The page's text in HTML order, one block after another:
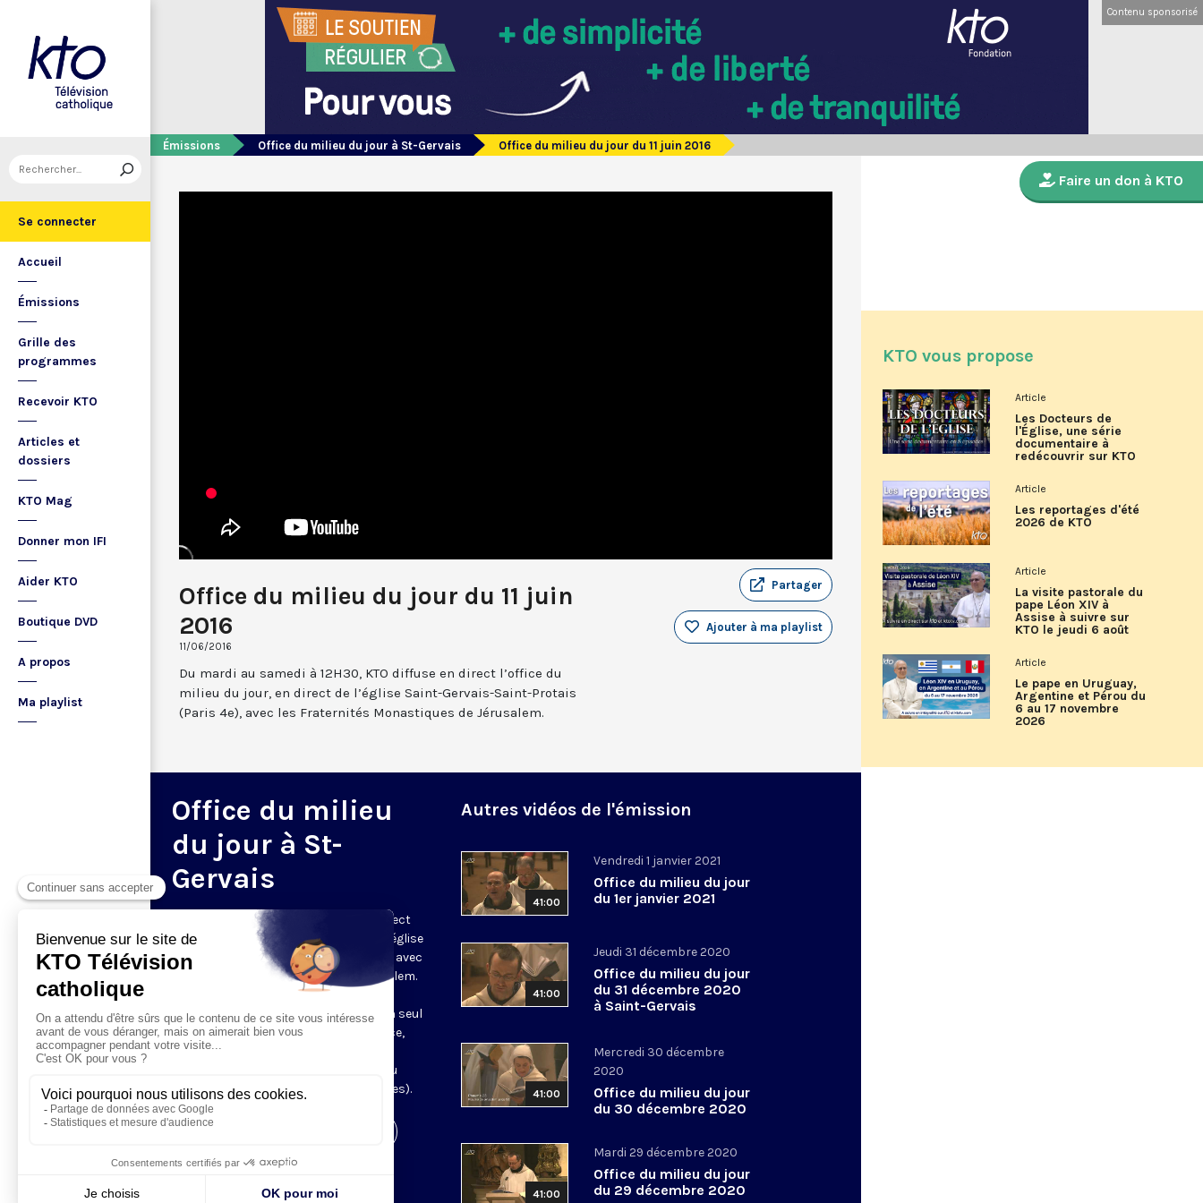
Se connecter
Accueil
Émissions
Grille des
programmes
Recevoir KTO
Articles et
dossiers
KTO Mag
Donner mon IFI
Aider KTO
Boutique DVD
A propos
Ma playlist
Contenu sponsorisé
Émissions Office du milieu du jour à St-Gervais Office du milieu du jour du 11 juin 2016
Office du milieu du jour du 11 juin
2016
11/06/2016
Partager
Ajouter à ma playlist
Du mardi au samedi à 12H30, KTO diffuse en direct l’office du
milieu du jour, en direct de l’église Saint-Gervais-Saint-Protais
(Paris 4e), avec les Fraternités Monastiques de Jérusalem.
Office du milieu
du jour à St-
Gervais
Du mardi au samedi, KTO diffuse en direct
l’office du milieu du jour, en direct de l’église
Saint-Gervais-Saint-Protais (Paris 4e), avec
les Fraternités Monastiques de Jérusalem.
L’Office du Milieu du Jour regroupe, en
particulier, «au milieu du jour» et en un seul
office, les heures monastiques de Tierce,
Sexte et None. Il permet à l’Église de
retrouver son Seigneur entre l’office du
matin (Laudes) et l’office du soir (Vêpres).
Autres vidéos de l'émission
41:00
Vendredi 1 janvier 2021
Office du milieu du jour
du 1er janvier 2021
41:00
Jeudi 31 décembre 2020
Office du milieu du jour
du 31 décembre 2020
à Saint-Gervais
41:00
Mercredi 30 décembre
2020
Office du milieu du jour
du 30 décembre 2020
41:00
Mardi 29 décembre 2020
Office du milieu du jour
du 29 décembre 2020
Faire un don à KTO
KTO vous propose
Article
Les Docteurs de
l'Église, une série
documentaire à
redécouvrir sur KTO
Article
Les reportages d'été
2026 de KTO
Article
La visite pastorale du
pape Léon XIV à
Assise à suivre sur
KTO le jeudi 6 août
Article
Le pape en Uruguay,
Argentine et Pérou du
6 au 17 novembre
2026